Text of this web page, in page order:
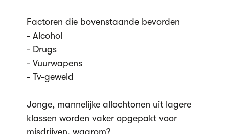
Factoren die bovenstaande bevorden
- Alcohol
- Drugs
- Vuurwapens
- Tv-geweld
Jonge, mannelijke allochtonen uit lagere
klassen worden vaker opgepakt voor
misdrijven, waarom?